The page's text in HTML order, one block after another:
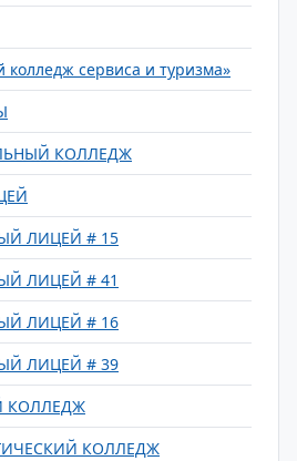
сервиса и туризма»
КОЛЛЕДЖ
ЛИЦЕЙ # 15
ЛИЦЕЙ # 41
ЛИЦЕЙ # 16
ЛИЦЕЙ # 39
КОЛЛЕДЖ
КОЛЛЕДЖ